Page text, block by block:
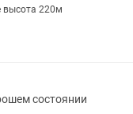
высота 220м
состоянии